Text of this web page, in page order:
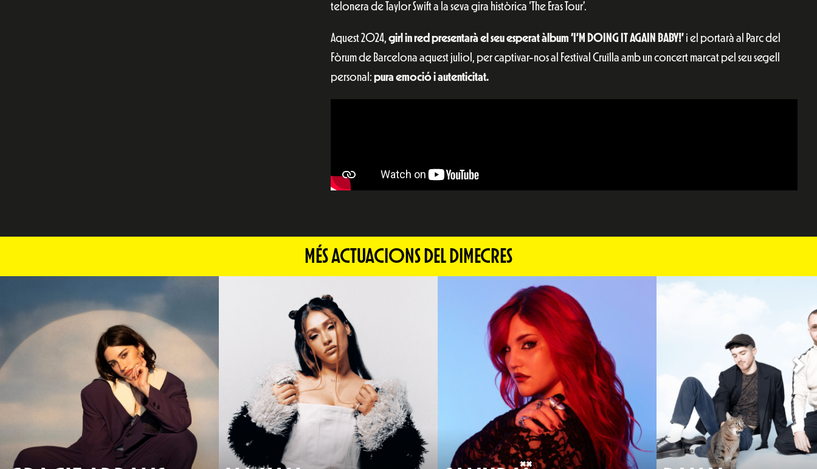
telonera de Taylor Swift a la seva gira històrica ‘The Eras Tour’.
Aquest 2024, girl in red presentarà el seu esperat àlbum ‘I’M DOING IT AGAIN BABY!’ i el portarà al Parc del
Fòrum de Barcelona aquest juliol, per captivar-nos al Festival Cruïlla amb un concert marcat pel seu segell
personal: pura emoció i autenticitat.
MÉS ACTUACIONS DEL DIMECRES